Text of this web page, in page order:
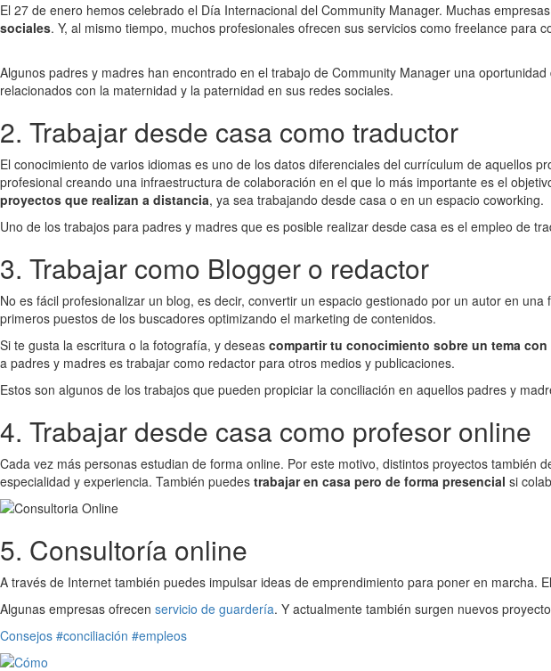
El 27 de enero hemos celebrado el Día Internacional del Community Manager. Muchas
sociales. Y, al mismo tiempo, muchos profesionales ofrecen sus servicios como freelance para
Algunos padres y madres han encontrado en el trabajo de Community Manager una
relacionados con la maternidad y la paternidad en sus redes sociales.
2. Trabajar desde casa como traductor
El conocimiento de varios idiomas es uno de los datos diferenciales del currículum de aquellos
profesional creando una infraestructura de colaboración en el que lo más importante es el
proyectos que realizan a distancia, ya sea trabajando desde casa o en un espacio coworking.
Uno de los trabajos para padres y madres que es posible realizar desde casa es el empleo de
3. Trabajar como Blogger o redactor
No es fácil profesionalizar un blog, es decir, convertir un espacio gestionado por un autor en
primeros puestos de los buscadores optimizando el marketing de contenidos.
Si te gusta la escritura o la fotografía, y deseas compartir tu conocimiento sobre un tema
a padres y madres es trabajar como redactor para otros medios y publicaciones.
Estos son algunos de los trabajos que pueden propiciar la conciliación en aquellos padres y
4. Trabajar desde casa como profesor online
Cada vez más personas estudian de forma online. Por este motivo, distintos proyectos
especialidad y experiencia. También puedes trabajar en casa pero de forma presencial si
5. Consultoría online
A través de Internet también puedes impulsar ideas de emprendimiento para poner en marcha. El
Algunas empresas ofrecen servicio de guardería. Y actualmente también surgen nuevos
Consejos #conciliación #empleos